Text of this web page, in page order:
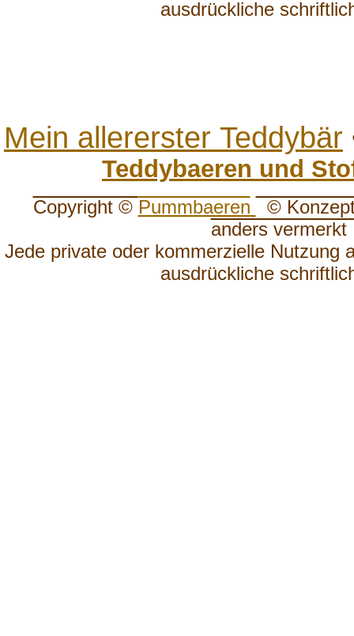
ausdrückliche
Mein allererster Teddybär
Teddybaeren und
Copyright © Pummbaeren
©
anders
Jede private oder kommerzielle Nutzung
ausdrückliche